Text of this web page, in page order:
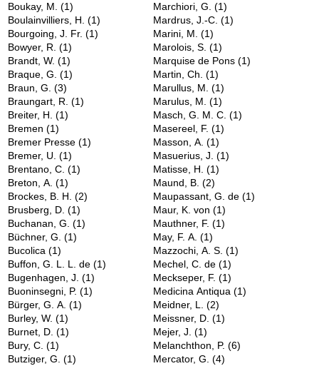
Boukay, M.(1)
Boulainvilliers, H.(1)
Bourgoing, J. Fr.(1)
Bowyer, R.(1)
Brandt, W.(1)
Braque, G.(1)
Braun, G.(3)
Braungart, R.(1)
Breiter, H.(1)
Bremen(1)
Bremer Presse(1)
Bremer, U.(1)
Brentano, C.(1)
Breton, A.(1)
Brockes, B. H.(2)
Brusberg, D.(1)
Buchanan, G.(1)
Büchner, G.(1)
Bucolica(1)
Buffon, G. L. L. de(1)
Bugenhagen, J.(1)
Buoninsegni, P.(1)
Bürger, G. A.(1)
Burley, W.(1)
Burnet, D.(1)
Bury, C.(1)
Butziger, G.(1)
Marchiori, G.(1)
Mardrus, J.-C.(1)
Marini, M.(1)
Marolois, S.(1)
Marquise de Pons(1)
Martin, Ch.(1)
Marullus, M.(1)
Marulus, M.(1)
Masch, G. M. C.(1)
Masereel, F.(1)
Masson, A.(1)
Masuerius, J.(1)
Matisse, H.(1)
Maund, B.(2)
Maupassant, G. de(1)
Maur, K. von(1)
Mauthner, F.(1)
May, F. A.(1)
Mazzochi, A. S.(1)
Mechel, C. de(1)
Meckseper, F.(1)
Medicina Antiqua(1)
Meidner, L.(2)
Meissner, D.(1)
Mejer, J.(1)
Melanchthon, P.(6)
Mercator, G.(4)